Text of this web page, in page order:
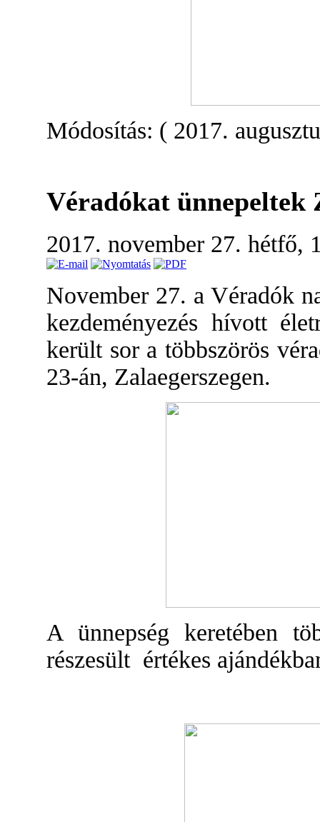
Módosítás: ( 2017.
Véradókat ünnepeltek
2017. november 27. hétfő,
November 27. a Véradók
kezdeményezés hívott
került sor a többszörös
23-án, Zalaegerszegen.
A ünnepség keretében
részesült értékes